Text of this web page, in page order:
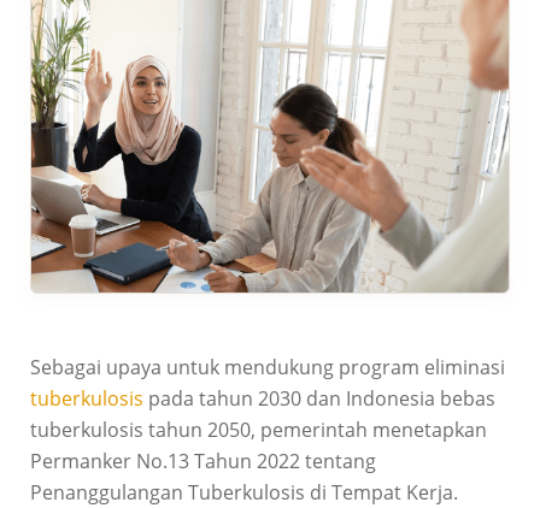
Sebagai upaya untuk mendukung program eliminasi
tuberkulosis pada tahun 2030 dan Indonesia bebas
tuberkulosis tahun 2050, pemerintah menetapkan
Permanker No.13 Tahun 2022 tentang
Penanggulangan Tuberkulosis di Tempat Kerja.